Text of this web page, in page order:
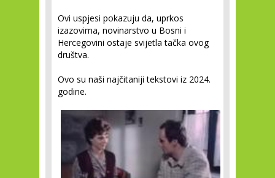
Ovi uspjesi pokazuju da, uprkos
izazovima, novinarstvo u Bosni i
Hercegovini ostaje svijetla tačka ovog
društva.
Ovo su naši najčitaniji tekstovi iz 2024.
godine.